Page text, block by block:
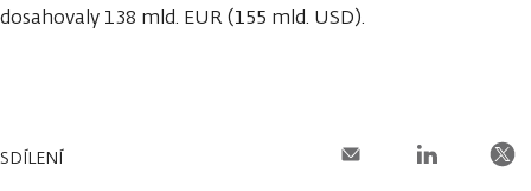
dosahovaly 138 mld. EUR (155 mld. USD).
SDÍLENÍ